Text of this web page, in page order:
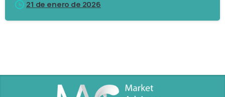
21 de enero de 2026